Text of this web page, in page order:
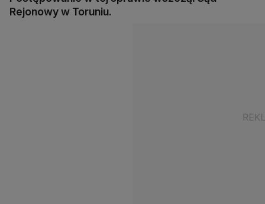
Rejonowy w Toruniu.